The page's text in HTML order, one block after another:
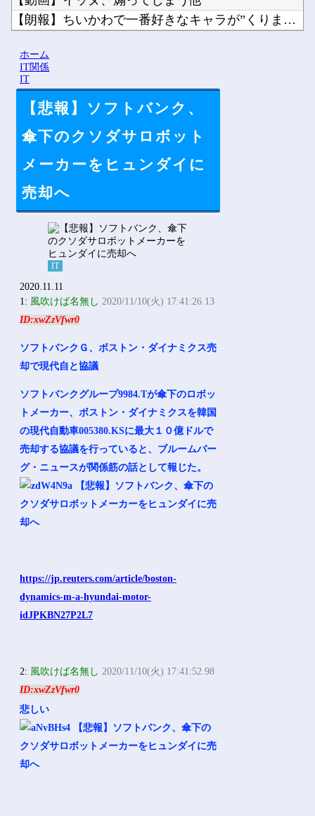
【朗報】ちいかわで一番好きなキャラが”くりまんじゅう先輩”な...
仕事で使うパソコンってクソだよな他
Powered by livedoor 相互RSS
ホーム
IT関係
IT
【悲報】ソフトバンク、
傘下のクソダサロボット
メーカーをヒュンダイに
売却へ
IT
2020.11.11
1: 風吹けば名無し 2020/11/10(火) 17:41:26.13
ID:xwZzVfwr0
ソフトバンクＧ、ボストン・ダイナミクス売
却で現代自と協議
ソフトバンクグループ9984.Tが傘下のロボッ
トメーカー、ボストン・ダイナミクスを韓国
の現代自動車005380.KSに最大１０億ドルで
売却する協議を行っていると、ブルームバー
グ・ニュースが関係筋の話として報じた。
https://jp.reuters.com/article/boston-
dynamics-m-a-hyundai-motor-
idJPKBN27P2L7
2: 風吹けば名無し 2020/11/10(火) 17:41:52.98
ID:xwZzVfwr0
悲しい